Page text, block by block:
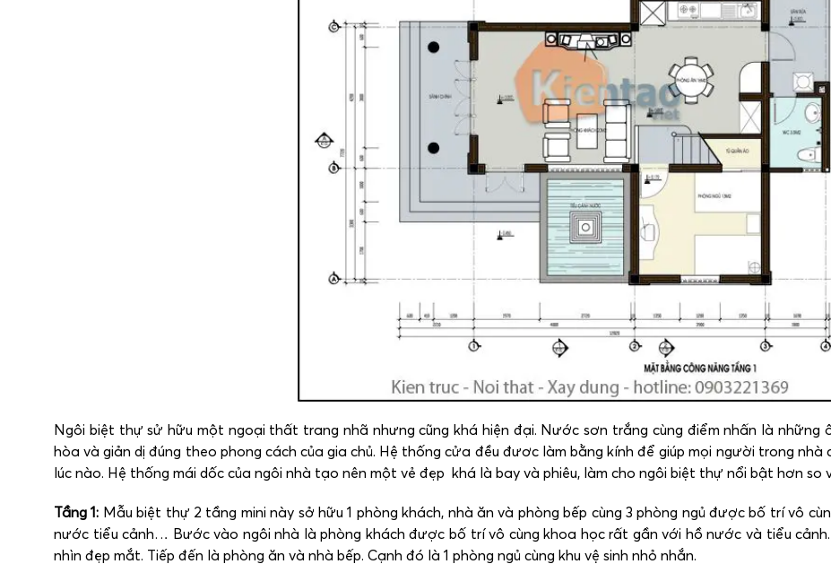
Ngôi biệt thự sử hữu một ngoại thất trang nhã nhưng cũng khá hiện đại. Nước sơn trắng cùng điểm nhấn là những
hòa và giản dị đúng theo phong cách của gia chủ. Hệ thống cửa đều đươc làm bằng kính để giúp mọi người trong
lúc nào. Hệ thống mái dốc của ngôi nhà tạo nên một vẻ đẹp khá là bay và phiêu, làm cho ngôi biệt thự nổi bật hơn so
Tầng 1: Mẫu biệt thự 2 tầng mini này sở hữu 1 phòng khách, nhà ăn và phòng bếp cùng 3 phòng ngủ được bố trí vô
nước tiểu cảnh… Bước vào ngôi nhà là phòng khách được bố trí vô cùng khoa học rất gần với hồ nước và tiểu
nhìn đẹp mắt. Tiếp đến là phòng ăn và nhà bếp. Cạnh đó là 1 phòng ngủ cùng khu vệ sinh nhỏ nhắn.